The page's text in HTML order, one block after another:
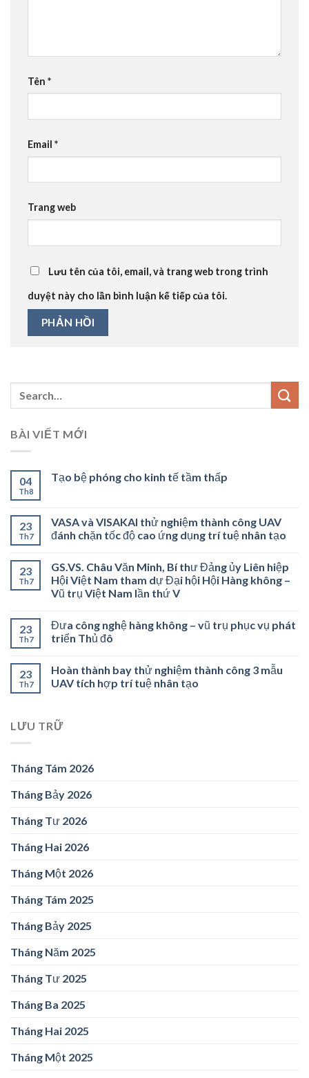
Tên *
Email *
Trang web
Lưu tên của tôi, email, và trang web trong trình
duyệt này cho lần bình luận kế tiếp của tôi.
BÀI VIẾT MỚI
04
Th8
Tạo bệ phóng cho kinh tế tầm thấp
23
Th7
VASA và VISAKAI thử nghiệm thành công UAV
đánh chặn tốc độ cao ứng dụng trí tuệ nhân tạo
23
Th7
GS.VS. Châu Văn Minh, Bí thư Đảng ủy Liên hiệp
Hội Việt Nam tham dự Đại hội Hội Hàng không –
Vũ trụ Việt Nam lần thứ V
23
Th7
Đưa công nghệ hàng không – vũ trụ phục vụ phát
triển Thủ đô
23
Th7
Hoàn thành bay thử nghiệm thành công 3 mẫu
UAV tích hợp trí tuệ nhân tạo
LƯU TRỮ
Tháng Tám 2026
Tháng Bảy 2026
Tháng Tư 2026
Tháng Hai 2026
Tháng Một 2026
Tháng Tám 2025
Tháng Bảy 2025
Tháng Năm 2025
Tháng Tư 2025
Tháng Ba 2025
Tháng Hai 2025
Tháng Một 2025